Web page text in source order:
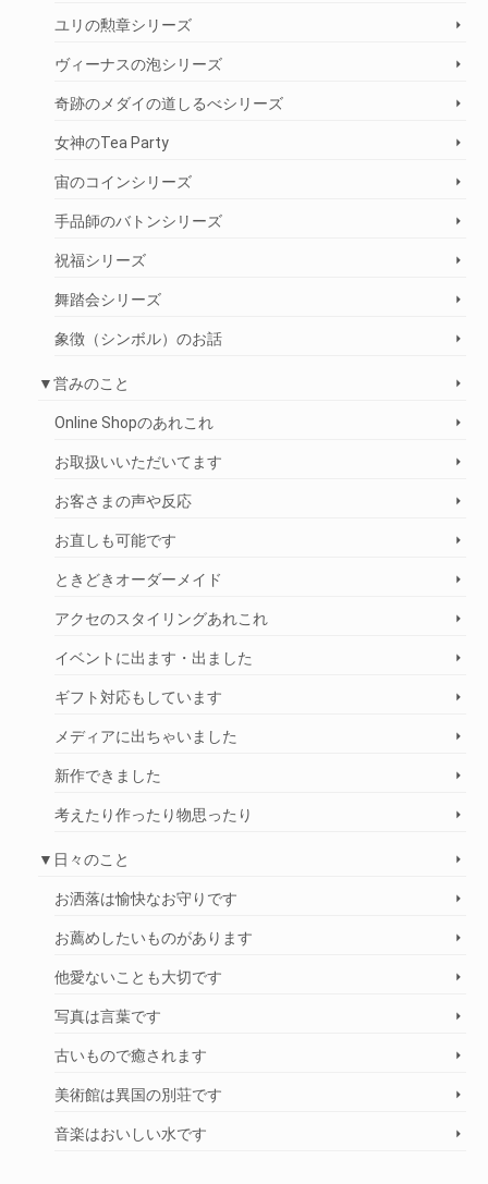
ユリの勲章シリーズ
ヴィーナスの泡シリーズ
奇跡のメダイの道しるべシリーズ
女神のTea Party
宙のコインシリーズ
手品師のバトンシリーズ
祝福シリーズ
舞踏会シリーズ
象徴（シンボル）のお話
▼営みのこと
Online Shopのあれこれ
お取扱いいただいてます
お客さまの声や反応
お直しも可能です
ときどきオーダーメイド
アクセのスタイリングあれこれ
イベントに出ます・出ました
ギフト対応もしています
メディアに出ちゃいました
新作できました
考えたり作ったり物思ったり
▼日々のこと
お洒落は愉快なお守りです
お薦めしたいものがあります
他愛ないことも大切です
写真は言葉です
古いもので癒されます
美術館は異国の別荘です
音楽はおいしい水です